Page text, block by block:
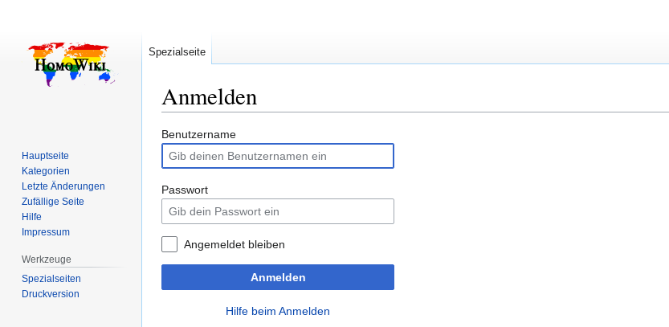
Anmelden
Zur
Navigation
springen
Zur
Suche
springen
Benutzername
Passwort
Angemeldet bleiben
Anmelden
Hilfe beim Anmelden
Spezialseite
Hauptseite
Kategorien
Letzte Änderungen
Zufällige Seite
Hilfe
Impressum
Werkzeuge
Spezialseiten
Druckversion